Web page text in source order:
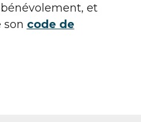
et
son code de